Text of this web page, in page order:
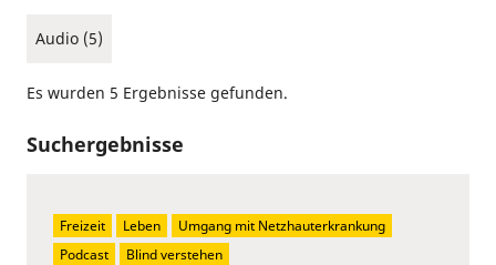
Audio (5)
Es wurden 5 Ergebnisse gefunden.
Suchergebnisse
Freizeit Leben
Umgang mit Netzhauterkrankung
Podcast
Blind verstehen